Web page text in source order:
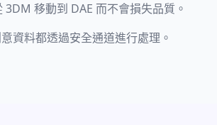
移動到 DAE 而不會損失品質。
資料都透過安全通道進行處理。